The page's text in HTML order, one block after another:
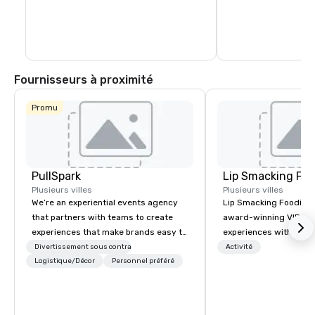
Fournisseurs à proximité
Promu
PullSpark
Plusieurs villes
We’re an experiential events agency
that partners with teams to create
experiences that make brands easy to
love and hard to forget. Most
companies already know what makes
Divertissement sous contrat
Logistique/Décor
Personnel préféré
Lip Smacking
Plusieurs villes
Lip Smacking Foodie
award-winning VIP
experiences with
restaurants
Activité